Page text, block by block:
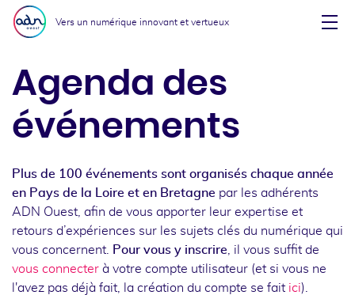
Aller au menu
Aller au contenu
Vers un numérique innovant et vertueux
Agenda des
événements
Plus de 100 événements sont organisés chaque année
en Pays de la Loire et en Bretagne par les adhérents
ADN Ouest, afin de vous apporter leur expertise et
retours d’expériences sur les sujets clés du numérique qui
vous concernent.
Pour vous y inscrire , il vous suffit de
vous connecter à votre compte utilisateur (et si vous ne
l'avez pas déjà fait, la création du compte se fait ici).